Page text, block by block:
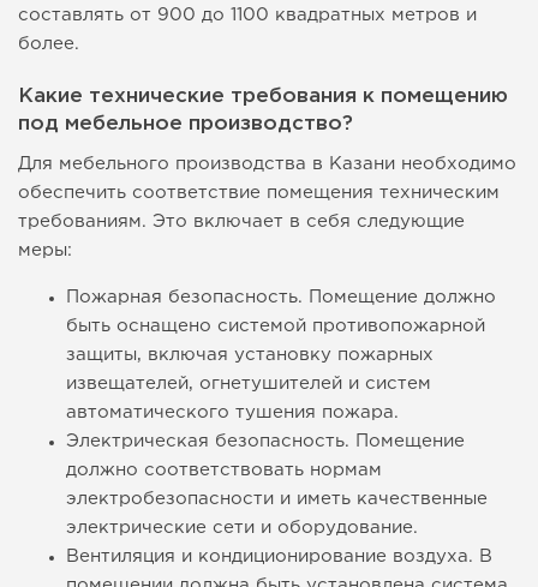
составлять от 900 до 1100 квадратных метров и
более.
Какие технические требования к помещению
под мебельное производство?
Для мебельного производства в Казани необходимо
обеспечить соответствие помещения техническим
требованиям. Это включает в себя следующие
меры:
Пожарная безопасность. Помещение должно
быть оснащено системой противопожарной
защиты, включая установку пожарных
извещателей, огнетушителей и систем
автоматического тушения пожара.
Электрическая безопасность. Помещение
должно соответствовать нормам
электробезопасности и иметь качественные
электрические сети и оборудование.
Вентиляция и кондиционирование воздуха. В